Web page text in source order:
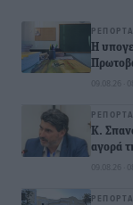
Η
09.08.26 ·
Κ.
αγορά
09.08.26 ·